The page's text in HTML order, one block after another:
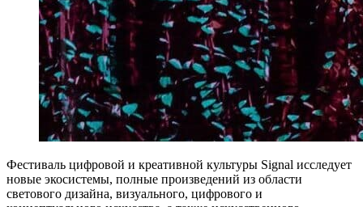
Фестиваль цифровой и креативной культуры Signal исследует
новые экосистемы, полные произведений из области
светового дизайна, визуального, цифрового и